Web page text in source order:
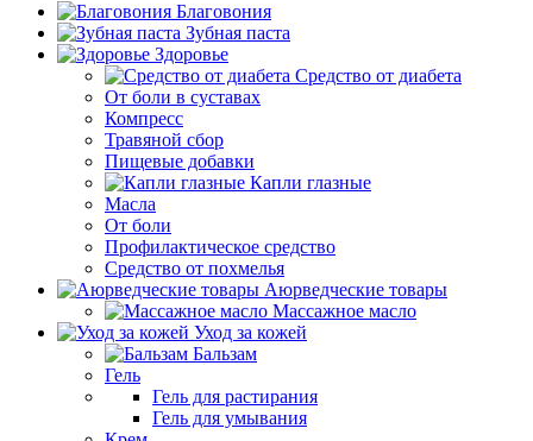
Благовония
Зубная паста
Здоровье
Средство от диабета
От боли в суставах
Компресс
Травяной сбор
Пищевые добавки
Капли глазные
Масла
От боли
Профилактическое средство
Средство от похмелья
Аюрведческие товары
Массажное масло
Уход за кожей
Бальзам
Гель
Гель для растирания
Гель для умывания